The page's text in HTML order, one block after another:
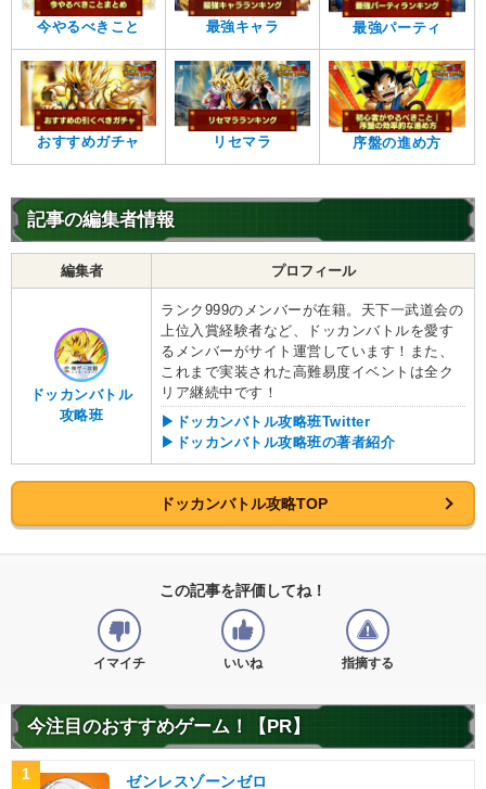
フリーザ
6.0 /10点
気力+2
【一致するリンクスキル(4)】
宇宙最強の一族
宇宙最凶
征服の野望
超激戦
フリーザ（第三形
態）
7.5 /10
【発動リンク効果】
【一致するリンクスキル(4)】
残虐
宇宙最凶
宇宙最強の一族
超激戦
【一致するカテゴリー(3 )】
最凶の一族
恐怖の征服
クウラ
10点
【発動リンク効果】
・気力+2
・ATK+45%
【一致するリンクスキル(
宇宙最凶
宇宙最強の一族
征服の野望
【一致するカテゴリー(
)】
ターゲット孫悟空
今やるべきこと 最強キャラ 最強パーティ
おすすめガチャ リセマラ 序盤の進め方
記事の編集者情報
編集者 プロフィール
ドッカンバトル
攻略班
ランク999のメンバーが在籍。天下一武道会の
上位入賞経験者など、ドッカンバトルを愛す
るメンバーがサイト運営しています！また、
これまで実装された高難易度イベントは全ク
リア継続中です！
▶ドッカンバトル攻略班Twitter
▶ドッカンバトル攻略班の著者紹介
ドッカンバトル攻略TOP
この記事を評価してね！
イマイチ いいね 指摘する
今注目のおすすめゲーム！【PR】
1 ゼンレスゾーンゼロ